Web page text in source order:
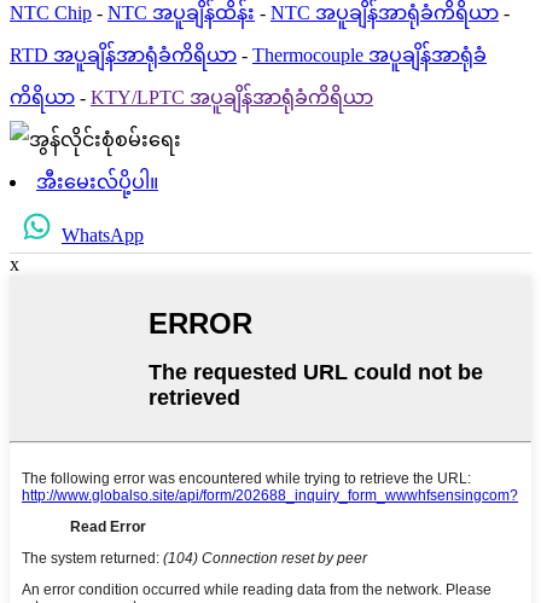
NTC Chip - NTC အပူချိန်ထိန်း - NTC အပူချိန်အာရုံခံကိရိယာ -
RTD အပူချိန်အာရုံခံကိရိယာ - Thermocouple အပူချိန်အာရုံခံ
ကိရိယာ - KTY/LPTC အပူချိန်အာရုံခံကိရိယာ
အီးမေးလ်ပို့ပါ။
WhatsApp
x